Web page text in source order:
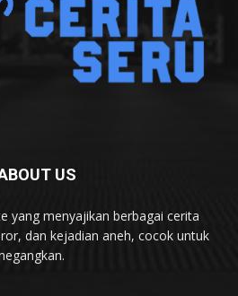
US
yang menyajikan berbagai cerita
dan kejadian aneh, cocok untuk